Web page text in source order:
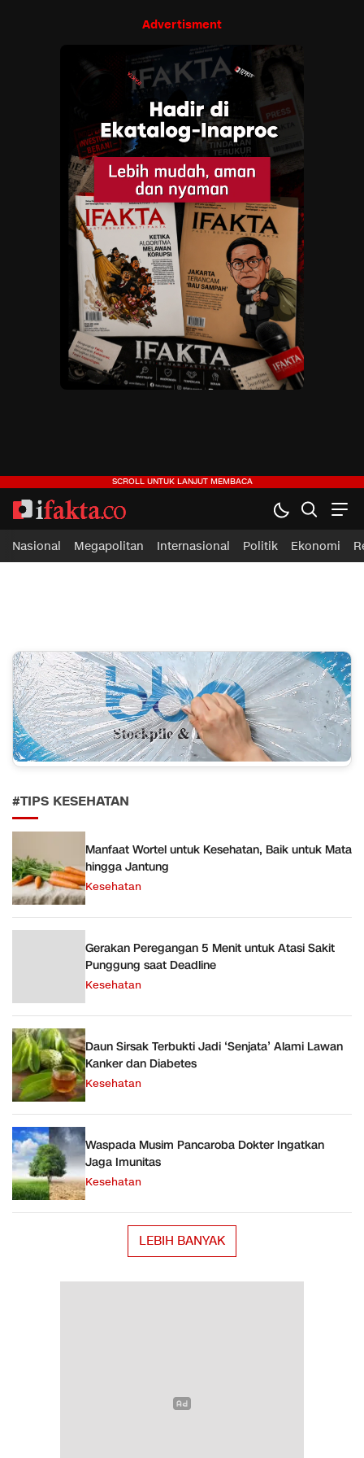
Advertisment
ifakta.co
#pastibenar
Nasional Megapolitan Internasional Politik Ekonomi
#TIPS KESEHATAN
Manfaat Wortel untuk Kesehatan, Baik untuk Mata
hingga Jantung
Kesehatan
Gerakan Peregangan 5 Menit untuk Atasi Sakit
Punggung saat Deadline
Kesehatan
Daun Sirsak Terbukti Jadi ‘Senjata’ Alami Lawan
Kanker dan Diabetes
Kesehatan
Waspada Musim Pancaroba Dokter Ingatkan
Jaga Imunitas
Kesehatan
LEBIH BANYAK